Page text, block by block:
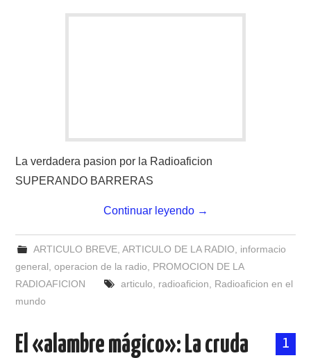
La verdadera pasion por la Radioaficion
SUPERANDO BARRERAS
Continuar leyendo →
ARTICULO BREVE, ARTICULO DE LA RADIO, informacio
general,operacion de la radio, PROMOCION DE LA
RADIOAFICION
articulo, radioaficion, Radioaficion en el
mundo
1
El «alambre mágico»: La cruda